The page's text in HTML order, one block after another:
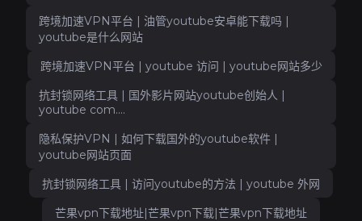
跨境加速VPN平台 | 油管youtube安卓能下载吗 |
youtube是什么网站
跨境加速VPN平台 | youtube 访问 | youtube网站多少
抗封锁网络工具 | 国外影片网站youtube创始人 |
youtube com....
隐私保护VPN | 如何下载国外的youtube软件 |
youtube网站页面
抗封锁网络工具 | 访问youtube的方法 | youtube 外网
芒果vpn下载地址|芒果vpn下载|芒果vpn下载地址